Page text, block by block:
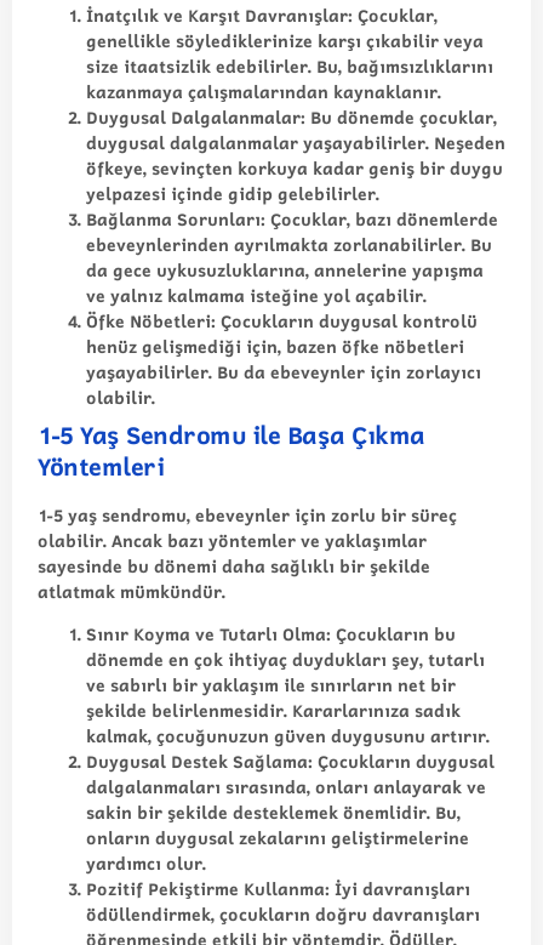
İnatçılık ve Karşıt Davranışlar: Çocuklar,
genellikle söylediklerinize karşı çıkabilir veya
size itaatsizlik edebilirler. Bu, bağımsızlıklarını
kazanmaya çalışmalarından kaynaklanır.
Duygusal Dalgalanmalar: Bu dönemde çocuklar,
duygusal dalgalanmalar yaşayabilirler. Neşeden
öfkeye, sevinçten korkuya kadar geniş bir duygu
yelpazesi içinde gidip gelebilirler.
Bağlanma Sorunları: Çocuklar, bazı dönemlerde
ebeveynlerinden ayrılmakta zorlanabilirler. Bu
da gece uykusuzluklarına, annelerine yapışma
ve yalnız kalmama isteğine yol açabilir.
Öfke Nöbetleri: Çocukların duygusal kontrolü
henüz gelişmediği için, bazen öfke nöbetleri
yaşayabilirler. Bu da ebeveynler için zorlayıcı
olabilir.
1-5 Yaş Sendromu ile Başa Çıkma
Yöntemleri
1-5 yaş sendromu, ebeveynler için zorlu bir süreç
olabilir. Ancak bazı yöntemler ve yaklaşımlar
sayesinde bu dönemi daha sağlıklı bir şekilde
atlatmak mümkündür.
Sınır Koyma ve Tutarlı Olma: Çocukların bu
dönemde en çok ihtiyaç duydukları şey, tutarlı
ve sabırlı bir yaklaşım ile sınırların net bir
şekilde belirlenmesidir. Kararlarınıza sadık
kalmak, çocuğunuzun güven duygusunu artırır.
Duygusal Destek Sağlama: Çocukların duygusal
dalgalanmaları sırasında, onları anlayarak ve
sakin bir şekilde desteklemek önemlidir. Bu,
onların duygusal zekalarını geliştirmelerine
yardımcı olur.
Pozitif Pekiştirme Kullanma: İyi davranışları
ödüllendirmek, çocukların doğru davranışları
öğrenmesinde etkili bir yöntemdir. Ödüller,